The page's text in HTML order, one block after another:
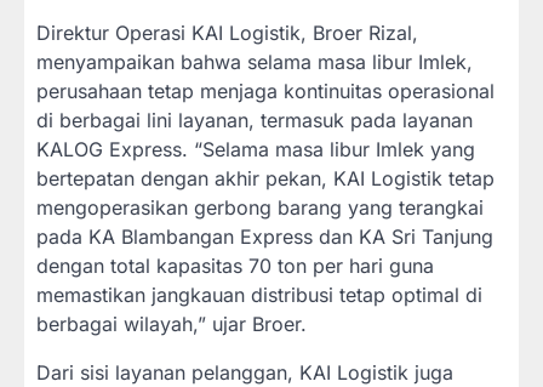
Direktur Operasi KAI Logistik, Broer Rizal,
menyampaikan bahwa selama masa libur Imlek,
perusahaan tetap menjaga kontinuitas operasional
di berbagai lini layanan, termasuk pada layanan
KALOG Express. “Selama masa libur Imlek yang
bertepatan dengan akhir pekan, KAI Logistik tetap
mengoperasikan gerbong barang yang terangkai
pada KA Blambangan Express dan KA Sri Tanjung
dengan total kapasitas 70 ton per hari guna
memastikan jangkauan distribusi tetap optimal di
berbagai wilayah,” ujar Broer.
Dari sisi layanan pelanggan, KAI Logistik juga